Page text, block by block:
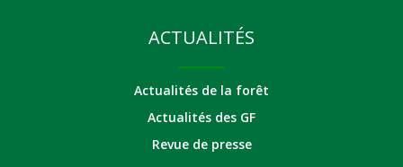
ACTUALITÉS
Actualités de la forêt
Actualités des GF
Revue de presse